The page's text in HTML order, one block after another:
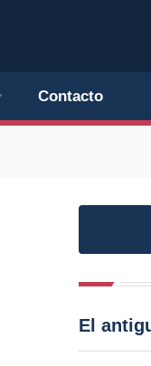
Contacto
El